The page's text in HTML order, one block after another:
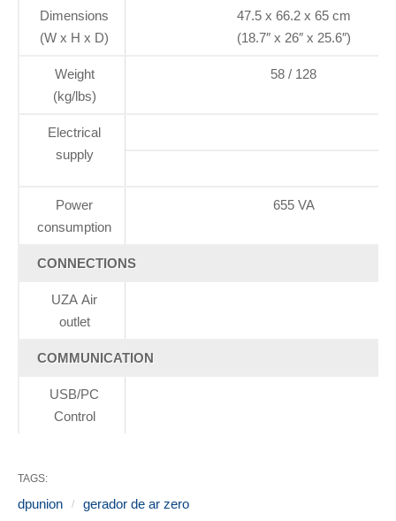
Dimensions
(W x H x D)
47.5 x 66.2 x 65 cm
(18.7″ x 26″ x 25.6″)
Weight
(kg/lbs)
58 / 128
Electrical
supply
Power
consumption
655 VA
CONNECTIONS
UZA Air
outlet
COMMUNICATION
USB/PC
Control
TAGS:
dpunion gerador de ar zero